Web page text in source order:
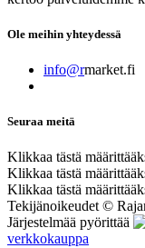
Ole meihin yhteydessä
info@rmarket.fi
Seuraa meitä
Klikkaa tästä
Klikkaa tästä
Klikkaa tästä
Tekijänoikeudet ©
Järjestelmää pyörittää
verkkokauppa